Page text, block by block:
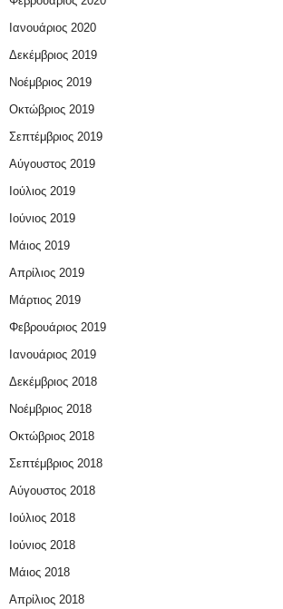
Ιανουάριος 2020
Δεκέμβριος 2019
Νοέμβριος 2019
Οκτώβριος 2019
Σεπτέμβριος 2019
Αύγουστος 2019
Ιούλιος 2019
Ιούνιος 2019
Μάιος 2019
Απρίλιος 2019
Μάρτιος 2019
Φεβρουάριος 2019
Ιανουάριος 2019
Δεκέμβριος 2018
Νοέμβριος 2018
Οκτώβριος 2018
Σεπτέμβριος 2018
Αύγουστος 2018
Ιούλιος 2018
Ιούνιος 2018
Μάιος 2018
Απρίλιος 2018